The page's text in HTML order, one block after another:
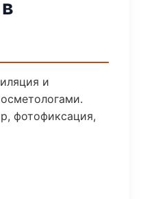
и
фотофиксация,